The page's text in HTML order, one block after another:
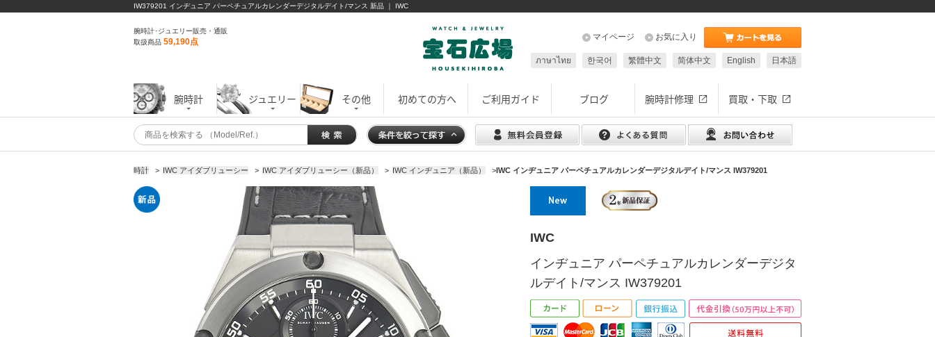
IW379201 インヂュニア パーペチュアルカレンダーデジタルデイト/マンス 新品 ｜ IWC
腕時計･ジュエリー販売・通販
取扱商品 59,190点 お気に入り
マイページ
日本語
English
简体中文
繁體中文
한국어
ภาษาไทย
腕時計 ジュエリー その他 初めての方へ ご利用ガイド ブログ 腕時計修理 買取・下取
時計 > IWC アイダブリューシー > IWC アイダブリューシー（新品） > IWC インヂュニア（新品） >IWC インヂュニア パーペチュアルカレンダーデジタルデイト/マンス IW379201
IWC
インヂュニア パーペチュアルカレンダーデジタ
ルデイト/マンス IW379201